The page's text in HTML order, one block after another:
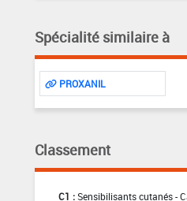
Spécialité similaire à
PROXANIL
Classement
C1 : Sensibilisants cutanés -